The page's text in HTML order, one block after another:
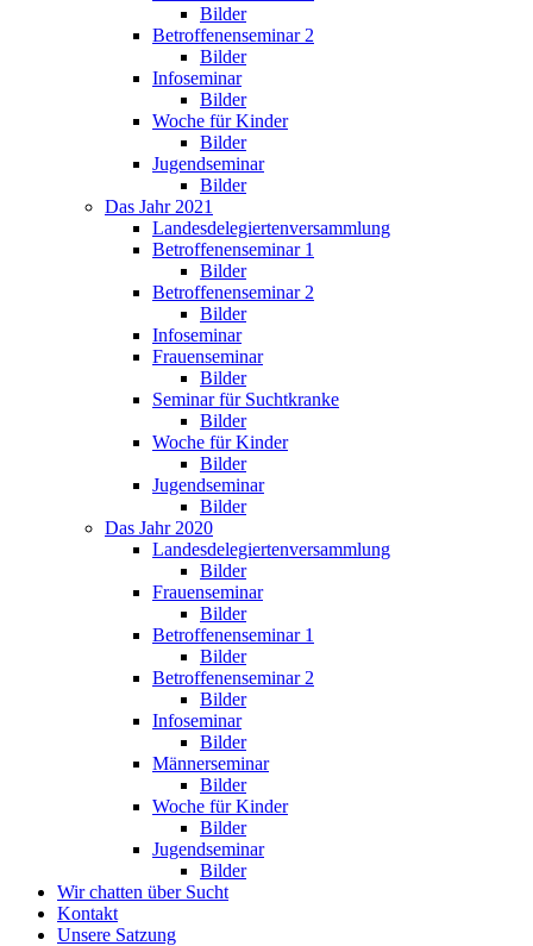
Bilder
Betroffenenseminar 2
Bilder
Infoseminar
Bilder
Woche für Kinder
Bilder
Jugendseminar
Bilder
Das Jahr 2021
Landesdelegiertenversammlung
Betroffenenseminar 1
Bilder
Betroffenenseminar 2
Bilder
Infoseminar
Frauenseminar
Bilder
Seminar für Suchtkranke
Bilder
Woche für Kinder
Bilder
Jugendseminar
Bilder
Das Jahr 2020
Landesdelegiertenversammlung
Bilder
Frauenseminar
Bilder
Betroffenenseminar 1
Bilder
Betroffenenseminar 2
Bilder
Infoseminar
Bilder
Männerseminar
Bilder
Woche für Kinder
Bilder
Jugendseminar
Bilder
Wir chatten über Sucht
Kontakt
Unsere Satzung